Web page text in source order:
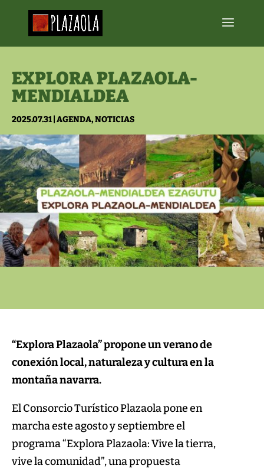
EXPLORA PLAZAOLA-
MENDIALDEA
2025.07.31| AGENDA,NOTICIAS
“Explora Plazaola” propone un verano de
conexión local, naturaleza y cultura en la
montaña navarra.
El Consorcio Turístico Plazaola pone en
marcha este agosto y septiembre el
programa “Explora Plazaola: Vive la tierra,
vive la comunidad”, una propuesta